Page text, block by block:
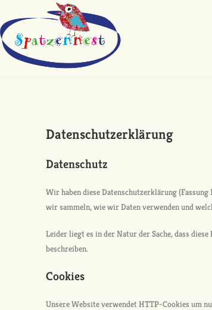
Datenschutzerklärung
Datenschutz
Wir haben diese Datenschutzerklärung
wir sammeln, wie wir Daten verwenden und
Leider liegt es in der Natur der Sache, dass
beschreiben.
Cookies
Unsere Website verwendet HTTP-Cookies um